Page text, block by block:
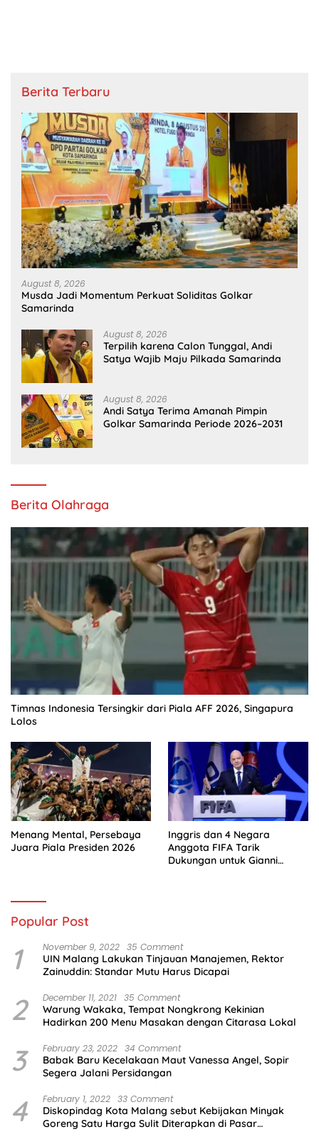
Berita Terbaru
August 8, 2026
Musda Jadi Momentum Perkuat Soliditas Golkar
Samarinda
August 8, 2026
Terpilih karena Calon Tunggal, Andi
Satya Wajib Maju Pilkada Samarinda
August 8, 2026
Andi Satya Terima Amanah Pimpin
Golkar Samarinda Periode 2026–2031
Berita Olahraga
Timnas Indonesia Tersingkir dari Piala AFF 2026, Singapura
Lolos
Menang Mental, Persebaya
Juara Piala Presiden 2026
Inggris dan 4 Negara
Anggota FIFA Tarik
Dukungan untuk Gianni
Popular Post
1 November 9, 2022 35 Comment
UIN Malang Lakukan Tinjauan Manajemen, Rektor
Zainuddin: Standar Mutu Harus Dicapai
2 December 11, 2021 35 Comment
Warung Wakaka, Tempat Nongkrong Kekinian
Hadirkan 200 Menu Masakan dengan Citarasa Lokal
3 February 23, 2022 34 Comment
Babak Baru Kecelakaan Maut Vanessa Angel, Sopir
Segera Jalani Persidangan
4 February 1, 2022 33 Comment
Diskopindag Kota Malang sebut Kebijakan Minyak
Goreng Satu Harga Sulit Diterapkan di Pasar